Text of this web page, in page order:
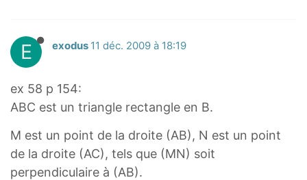
E exodus 11 déc. 2009 à 18:19
ex 58 p 154:
ABC est un triangle rectangle en B.
M est un point de la droite (AB), N est un point
de la droite (AC), tels que (MN) soit
perpendiculaire à (AB).